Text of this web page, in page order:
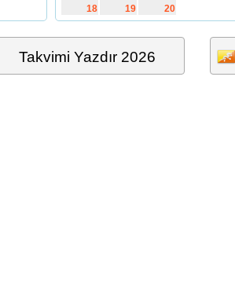
18 19 20
Takvimi Yazdır 2026